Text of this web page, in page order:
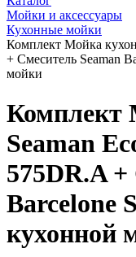
Мойки и аксессуары
Кухонные мойки
Комплект Мойка
+ Смеситель Seaman
мойки
Комплект
Seaman
575DR.A
Barcelone
кухонной